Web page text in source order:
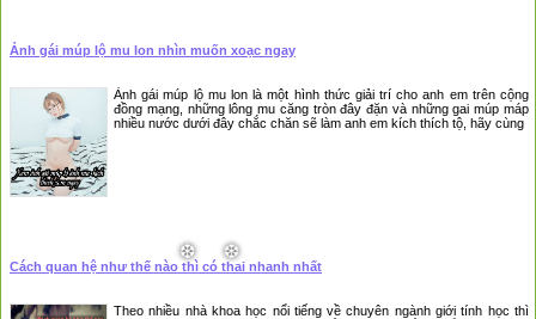
Ảnh gái múp lộ mu lon nhìn muốn xoạc ngay
Ảnh gái múp lộ mu lon là một hình thức giải trí cho anh em trên cộng
đồng mạng, những lông mu căng tròn đây đặn và những gai múp máp
nhiều nước dưới đây chắc chăn sẽ làm anh em kích thích tộ, hãy cùng
Cách quan hệ như thế nào thì có thai nhanh nhất
Theo nhiều nhà khoa học nổi tiếng về chuyên ngành giới tính học thì